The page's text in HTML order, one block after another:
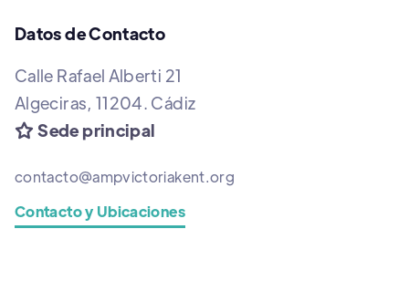
Datos de Contacto
Calle Rafael Alberti 21
Algeciras, 11204. Cádiz
 Sede principal
contacto@ampvictoriakent.org
Contacto y Ubicaciones